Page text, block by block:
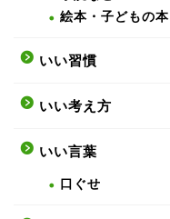
絵本・子どもの本
いい習慣
いい考え方
いい言葉
口ぐせ